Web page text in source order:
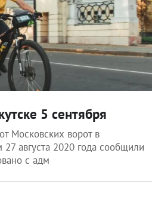
5 сентября
Московских ворот в
августа 2020 года сообщили
с адм